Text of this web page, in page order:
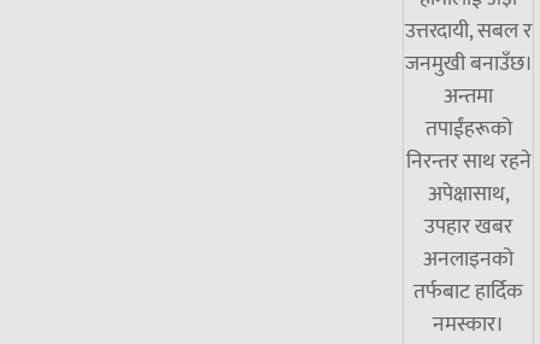
उत्तरदायी, सबल र
जनमुखी बनाउँछ।
अन्तमा
तपाईंहरूको
निरन्तर साथ रहने
अपेक्षासाथ,
उपहार खबर
अनलाइनको
तर्फबाट हार्दिक
नमस्कार।